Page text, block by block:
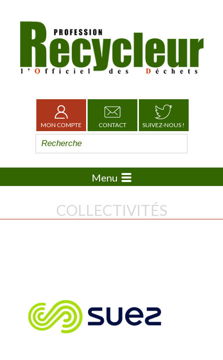
MON COMPTE CONTACT SUIVEZ-NOUS !
Menu
COLLECTIVITÉS